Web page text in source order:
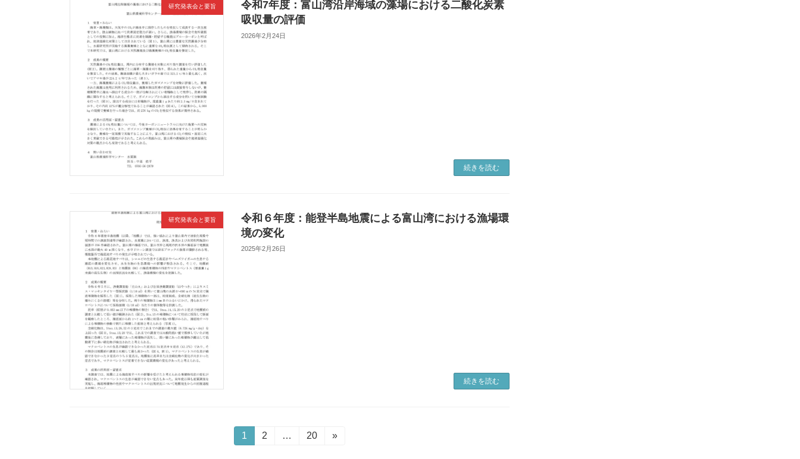
研究発表会と要旨
令和7年度：富山湾沿岸海域の藻場における二酸化炭素
吸収量の評価
2026年2月24日
続きを読む
研究発表会と要旨
令和６年度：能登半島地震による富山湾における漁場環
境の変化
2025年2月26日
続きを読む
固
定
1
固
2 …
固
20 »